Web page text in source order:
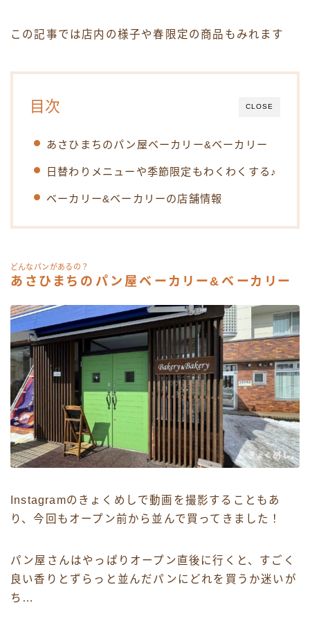
この記事では店内の様子や春限定の商品もみれます
CLOSE
目次
あさひまちのパン屋ベーカリー&ベーカリー
日替わりメニューや季節限定もわくわくする♪
ベーカリー&ベーカリーの店舗情報
どんなパンがあるの？
あさひまちのパン屋ベーカリー&ベーカリー
Instagramのきょくめしで動画を撮影することもあ
り、今回もオープン前から並んで買ってきました！
パン屋さんはやっぱりオープン直後に行くと、すごく
良い香りとずらっと並んだパンにどれを買うか迷いが
ち…